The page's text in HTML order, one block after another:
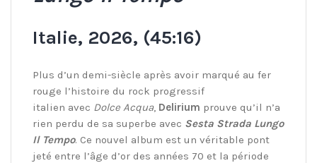
Italie, 2026, (45:16)
Plus d’un demi-siècle après avoir marqué au fer
rouge l’histoire du rock progressif
italien avec Dolce Acqua, Delirium prouve qu’il n’a
rien perdu de sa superbe avec Sesta Strada Lungo
Il Tempo. Ce nouvel album est un véritable pont
jeté entre l’âge d’or des années 70 et la période